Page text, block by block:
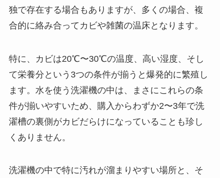
独で存在する場合もありますが、多くの場合、複
合的に絡み合ってカビや雑菌の温床となります。
特に、カビは20℃〜30℃の温度、高い湿度、そし
て栄養分という3つの条件が揃うと爆発的に繁殖し
ます。水を使う洗濯機の中は、まさにこれらの条
件が揃いやすいため、購入からわずか2〜3年で洗
濯槽の裏側がカビだらけになっていることも珍し
くありません。
洗濯機の中で特に汚れが溜まりやすい場所と、そ